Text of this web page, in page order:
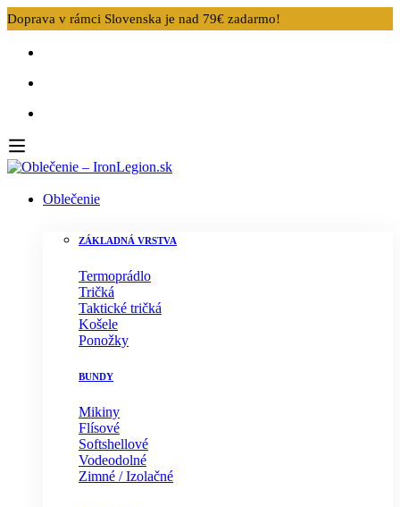
Doprava v rámci Slovenska je nad 79€ zadarmo!
Oblečenie
ZÁKLADNÁ VRSTVA
Termoprádlo
Tričká
Taktické tričká
Košele
Ponožky
BUNDY
Mikiny
Flísové
Softshellové
Vodeodolné
Zimné / Izolačné